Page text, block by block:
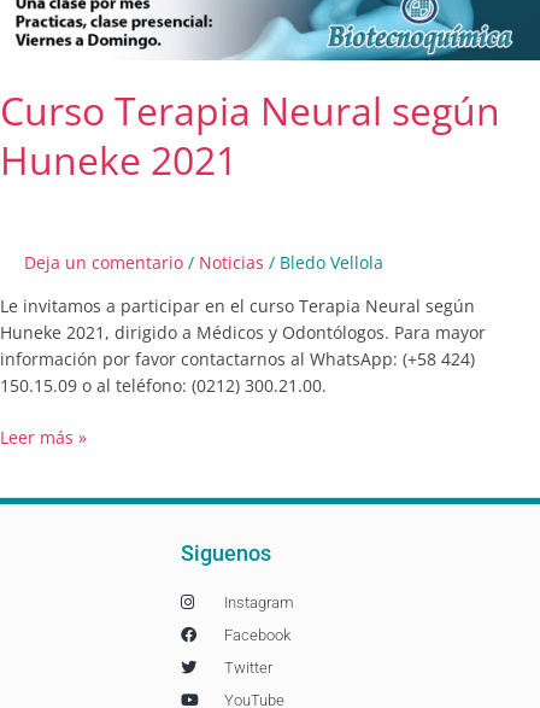
Curso Terapia Neural según
Huneke 2021
Deja un comentario / Noticias / Bledo Vellola
Le invitamos a participar en el curso Terapia Neural según
Huneke 2021, dirigido a Médicos y Odontólogos. Para mayor
información por favor contactarnos al WhatsApp: (+58 424)
150.15.09 o al teléfono: (0212) 300.21.00.
Leer más »
Siguenos
Instagram
Facebook
Twitter
YouTube